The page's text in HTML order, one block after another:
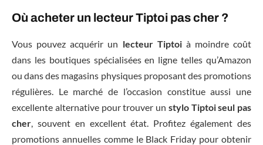
Où acheter un lecteur Tiptoi pas cher ?
Vous pouvez acquérir un lecteur Tiptoià moindre coût
dans les boutiques spécialisées en ligne telles qu’Amazon
ou dans des magasins physiques proposant des promotions
régulières. Le marché de l’occasion constitue aussi une
excellente alternative pour trouver un stylo Tiptoi seul pas
cher , souvent en excellent état. Profitez également des
promotions annuelles comme le Black Friday pour obtenir